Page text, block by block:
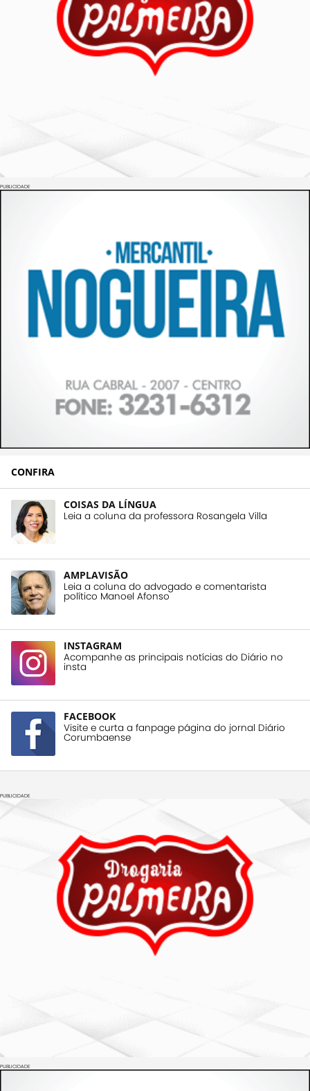
PUBLICIDADE
CONFIRA
COISAS DA LÍNGUA
Leia a coluna da professora Rosangela Villa
AMPLAVISÃO
Leia a coluna do advogado e comentarista
político Manoel Afonso
INSTAGRAM
Acompanhe as principais notícias do Diário no
insta
FACEBOOK
Visite e curta a fanpage página do jornal Diário
Corumbaense
PUBLICIDADE
PUBLICIDADE